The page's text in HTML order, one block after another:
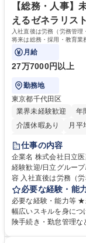
社員から頼られる存
務の持ち帰りも禁止さ
歴・資格 学歴：大学
【総務・人事】
えるゼネラリス
入社直後は労務（労務管理
将来は総務・採用・教育業
ます。
月給
27万7000円以上
勤務地
東京都千代田区
業界未経験歓迎
年
介護休暇あり
月平
住宅手当あり
育休あり
完全週休
仕事の内容
企業名 株式会社日立医薬情報ソリ
経験歓迎/日立グループ/
容 入社直後は労務（
任せいたします。将来
営を支えるゼネラリストをめざせます。
計算、社会保険対応
します。ご経験に応じ
必要な経験・能
必要な経験・能力等
幅広いスキルを身につけたい方にお
険手続き・勤怠管理